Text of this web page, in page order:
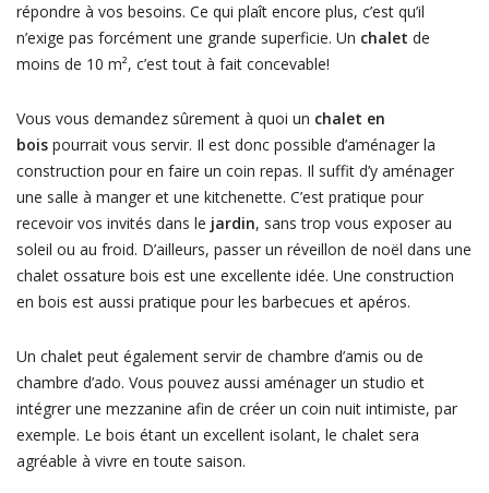
répondre à vos besoins. Ce qui plaît encore plus, c’est qu’il
n’exige pas forcément une grande superficie. Un chalet de
moins de 10 m², c’est tout à fait concevable!
Vous vous demandez sûrement à quoi un chalet en
boispourrait vous servir. Il est donc possible d’aménager la
construction pour en faire un coin repas. Il suffit d’y aménager
une salle à manger et une kitchenette. C’est pratique pour
recevoir vos invités dans le jardin, sans trop vous exposer au
soleil ou au froid. D’ailleurs, passer un réveillon de noël dans une
chalet ossature bois est une excellente idée. Une construction
en bois est aussi pratique pour les barbecues et apéros.
Un chalet peut également servir de chambre d’amis ou de
chambre d’ado. Vous pouvez aussi aménager un studio et
intégrer une mezzanine afin de créer un coin nuit intimiste, par
exemple. Le bois étant un excellent isolant, le chalet sera
agréable à vivre en toute saison.